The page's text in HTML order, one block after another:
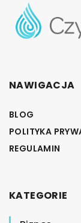
NAWIGACJA
BLOG
POLITYKA
REGULAMIN
KATEGORIE